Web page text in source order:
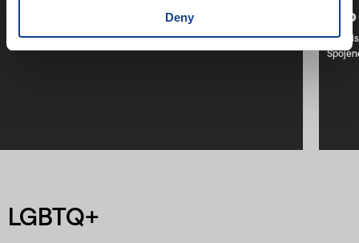
Deny
Základna Hollywoodgate
Ibrahim Nash'at, 2023, Německo, Spojené státy, 89 min.
Joe
LGBTQ+